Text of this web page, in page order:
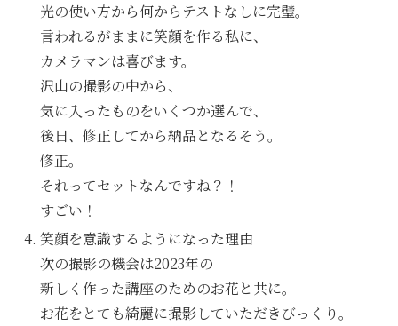
光の使い方から何からテストなしに完璧。
言われるがままに笑顔を作る私に、
カメラマンは喜びます。
沢山の撮影の中から、
気に入ったものをいくつか選んで、
後日、修正してから納品となるそう。
修正。
それってセットなんですね？！
すごい！
笑顔を意識するようになった理由
次の撮影の機会は2023年の
新しく作った講座のためのお花と共に。
お花をとても綺麗に撮影していただきびっくり。